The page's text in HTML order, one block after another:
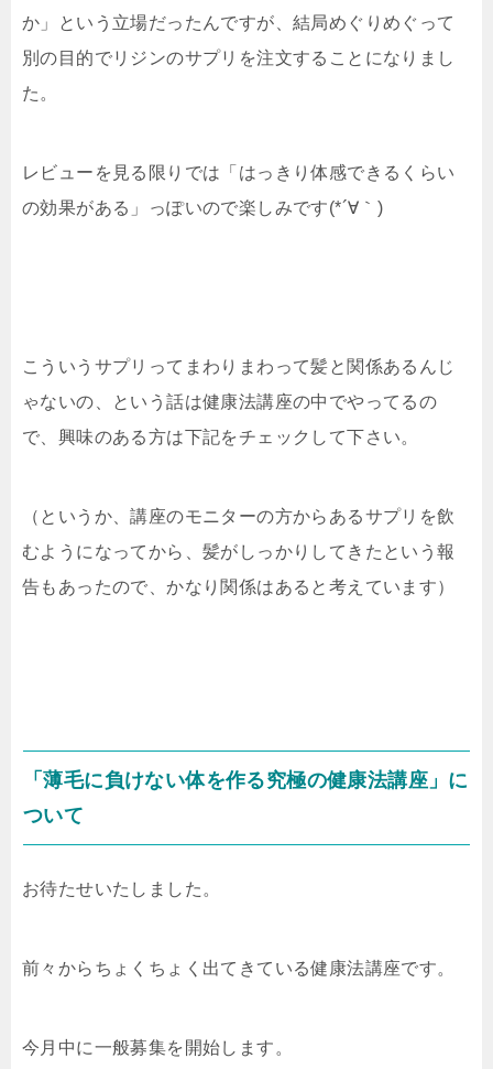
か」という立場だったんですが、結局めぐりめぐって
別の目的でリジンのサプリを注文することになりまし
た。
レビューを見る限りでは「はっきり体感できるくらい
の効果がある」っぽいので楽しみです(*´∀｀)
こういうサプリってまわりまわって髪と関係あるんじ
ゃないの、という話は健康法講座の中でやってるの
で、興味のある方は下記をチェックして下さい。
（というか、講座のモニターの方からあるサプリを飲
むようになってから、髪がしっかりしてきたという報
告もあったので、かなり関係はあると考えています）
「薄毛に負けない体を作る究極の健康法講座」に
ついて
お待たせいたしました。
前々からちょくちょく出てきている健康法講座です。
今月中に一般募集を開始します。